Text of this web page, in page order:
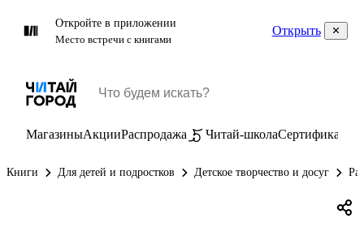
Откройте в приложении
Место встречи с книгами
Открыть
МагазиныАкцииРаспродажа Читай-школаСертификаты
Книги Для детей и подростков Детское творчество и досуг